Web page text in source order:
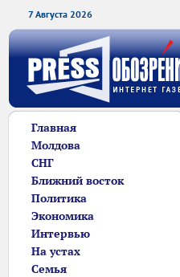
7 Августа 2026
Главная
Молдова
СНГ
Ближний восток
Политика
Экономика
Интервью
На устах
Семья